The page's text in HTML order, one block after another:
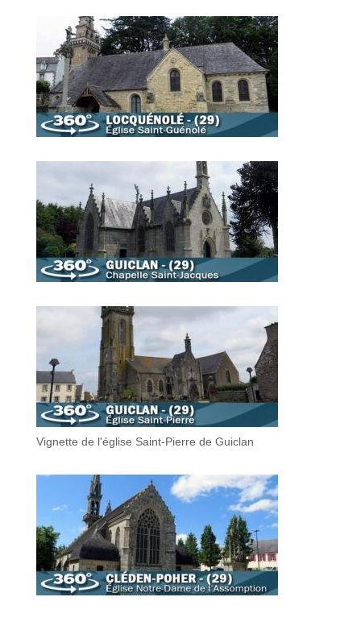
Vignette de l'église Saint-Pierre de Guiclan